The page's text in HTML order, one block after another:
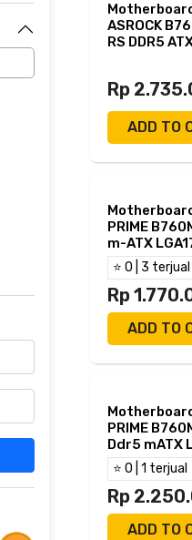
ASROCK
RS DDR5
Rp
ADD TO
PRIME
m-ATX
HDMI VGA -
⭐ 0 | 3 terjual
Rp
ADD TO
PRIME
Ddr5 mATX
Hdmi Dp -
D5
⭐ 0 | 1 terjual
Rp
ADD TO